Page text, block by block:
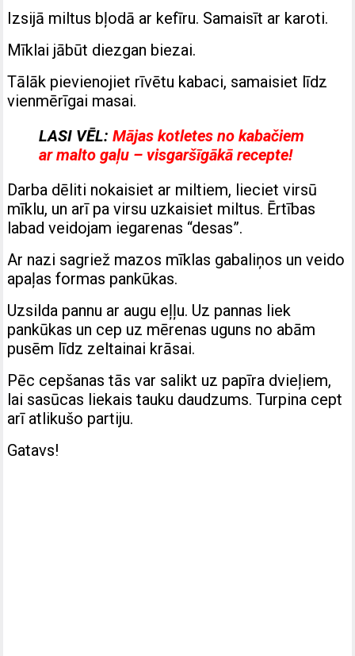
Izsijā miltus bļodā ar kefīru. Samaisīt ar karoti.
Mīklai jābūt diezgan biezai.
Tālāk pievienojiet rīvētu kabaci, samaisiet līdz
vienmērīgai masai.
LASI VĒL:Mājas kotletes no kabačiem
ar malto gaļu – visgaršīgākā recepte!
Darba dēliti nokaisiet ar miltiem, lieciet virsū
mīklu, un arī pa virsu uzkaisiet miltus. Ērtības
labad veidojam iegarenas “desas”.
Ar nazi sagriež mazos mīklas gabaliņos un veido
apaļas formas pankūkas.
Uzsilda pannu ar augu eļļu. Uz pannas liek
pankūkas un cep uz mērenas uguns no abām
pusēm līdz zeltainai krāsai.
Pēc cepšanas tās var salikt uz papīra dvieļiem,
lai sasūcas liekais tauku daudzums. Turpina cept
arī atlikušo partiju.
Gatavs!